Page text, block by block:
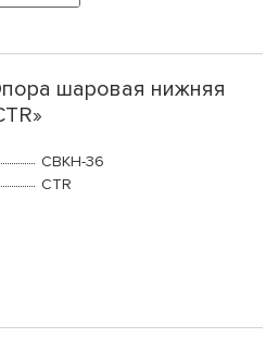
шаровая нижняя
CBKH-36
CTR